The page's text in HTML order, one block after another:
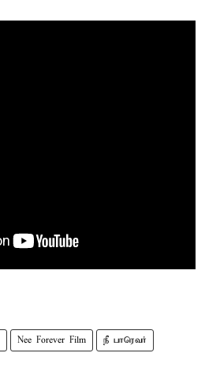
Nee Forever Film நீ பாரெவர்